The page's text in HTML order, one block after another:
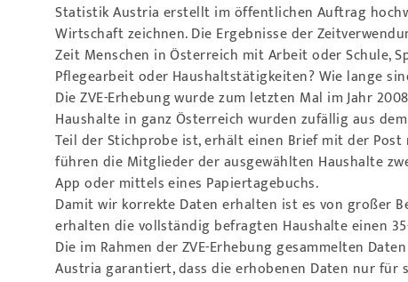
Statistik Austria erstellt im öffentlichen Auftrag
Wirtschaft zeichnen. Die Ergebnisse der
Zeit Menschen in Österreich mit Arbeit oder Schule,
Pflegearbeit oder Haushaltstätigkeiten? Wie lange
Die ZVE-Erhebung wurde zum letzten Mal im Jahr
Haushalte in ganz Österreich wurden zufällig aus
Teil der Stichprobe ist, erhält einen Brief mit der
führen die Mitglieder der ausgewählten Haushalte
App oder mittels eines Papiertagebuchs.
Damit wir korrekte Daten erhalten ist es von großer
erhalten die vollständig befragten Haushalte einen
Die im Rahmen der ZVE-Erhebung gesammelten
Austria garantiert, dass die erhobenen Daten nur für